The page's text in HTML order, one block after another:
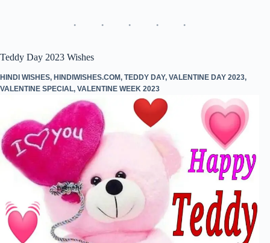
A
In
Teddy Day 2023 Wishes
HINDI WISHES, HINDIWISHES.COM, TEDDY DAY, VALENTINE DAY 2023,
VALENTINE SPECIAL, VALENTINE WEEK 2023